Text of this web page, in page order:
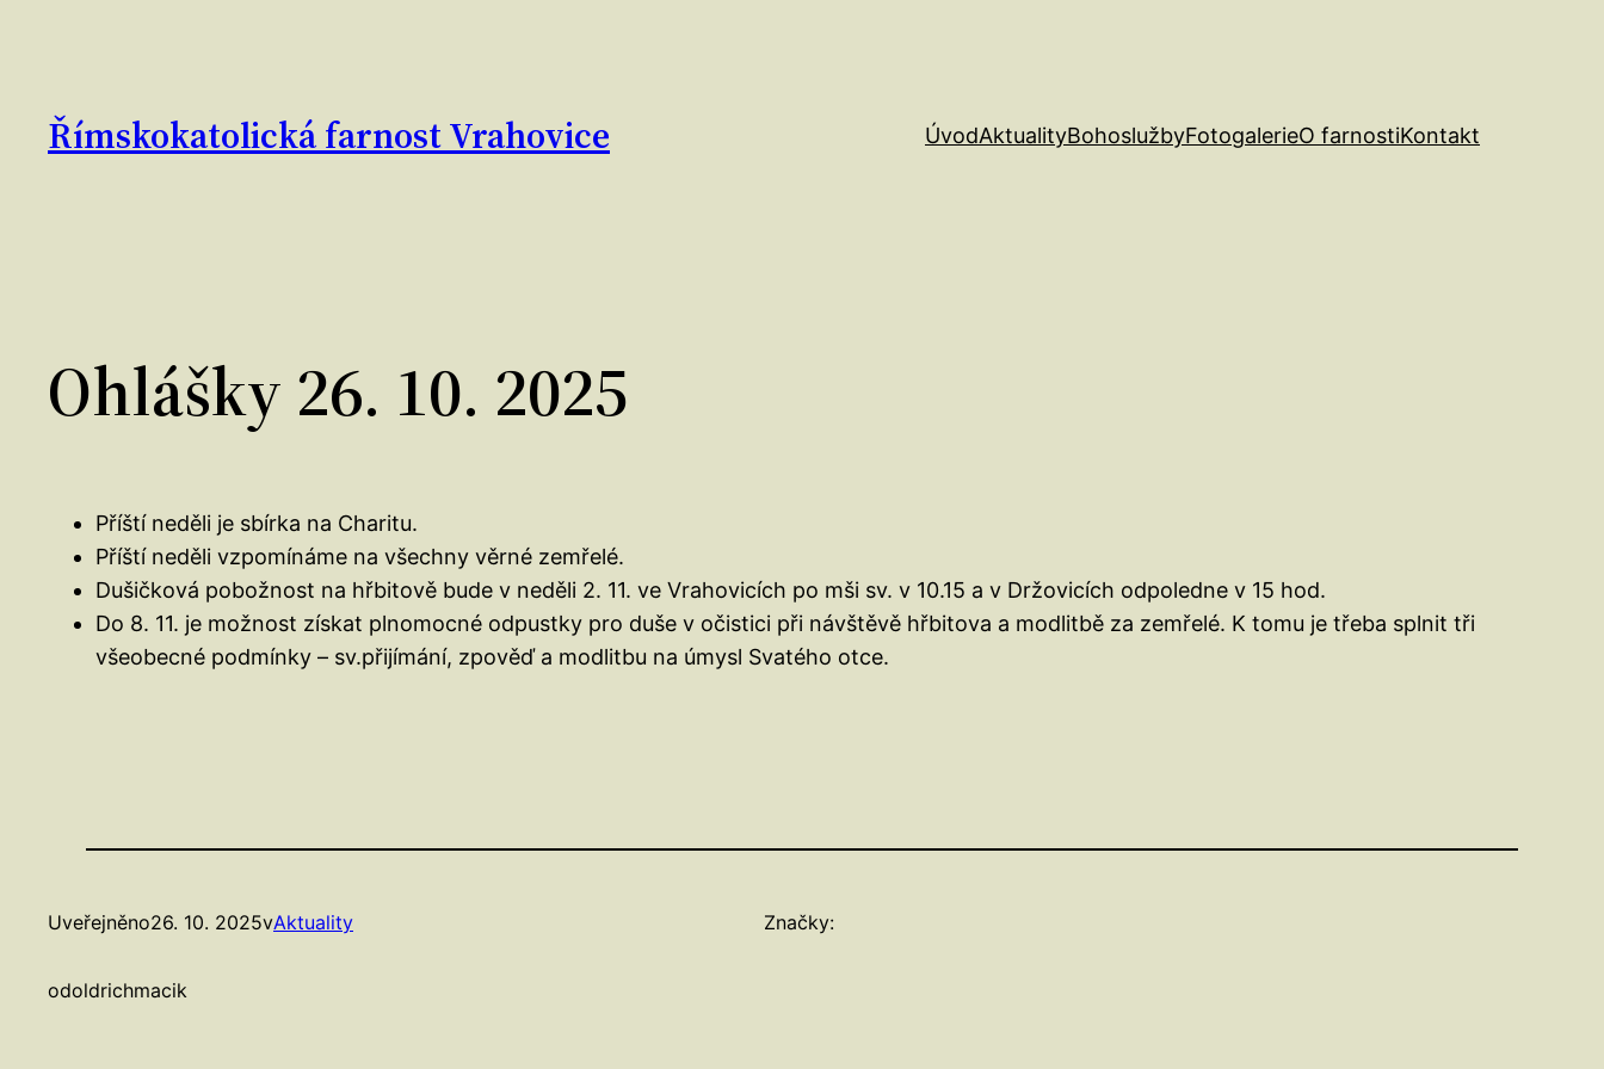
Římskokatolická farnost Vrahovice ÚvodAktualityBohoslužbyFotogalerieO farnostiKontakt
Ohlášky 26. 10. 2025
Příští neděli je sbírka na Charitu.
Příští neděli vzpomínáme na všechny věrné zemřelé.
Dušičková pobožnost na hřbitově bude v neděli 2. 11. ve Vrahovicích po mši sv. v 10.15 a v Držovicích odpoledne v 15 hod.
Do 8. 11. je možnost získat plnomocné odpustky pro duše v očistici při návštěvě hřbitova a modlitbě za zemřelé. K tomu je třeba splnit tři
všeobecné podmínky – sv.přijímání, zpověď a modlitbu na úmysl Svatého otce.
Uveřejněno26. 10. 2025vAktuality
odoldrichmacik
Značky: